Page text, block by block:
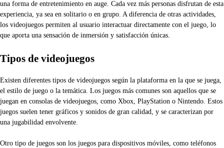
una forma de entretenimiento en auge. Cada vez más personas disfrutan de esta
experiencia, ya sea en solitario o en grupo. A diferencia de otras actividades,
los videojuegos permiten al usuario interactuar directamente con el juego, lo
que aporta una sensación de inmersión y satisfacción únicas.
Tipos de videojuegos
Existen diferentes tipos de videojuegos según la plataforma en la que se juega,
el estilo de juego o la temática. Los juegos más comunes son aquellos que se
juegan en consolas de videojuegos, como Xbox, PlayStation o Nintendo. Estos
juegos suelen tener gráficos y sonidos de gran calidad, y se caracterizan por
una jugabilidad envolvente.
Otro tipo de juegos son los juegos para dispositivos móviles, como teléfonos